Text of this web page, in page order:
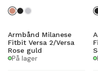
Armbånd Milanese
Fitbit Versa 2/Versa
Rose guld
På lager